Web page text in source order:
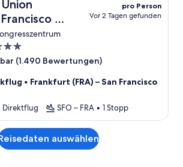
+
pro Person
Vor 2 Tagen gefunden
(1.490 Bewertungen)
• Frankfurt (FRA) – San Francisco
Direktflug SFO – FRA • 1 Stopp
auswählen